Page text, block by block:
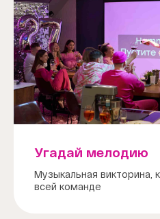
Угадай мелодию
Музыкальная викторина,
всей команде